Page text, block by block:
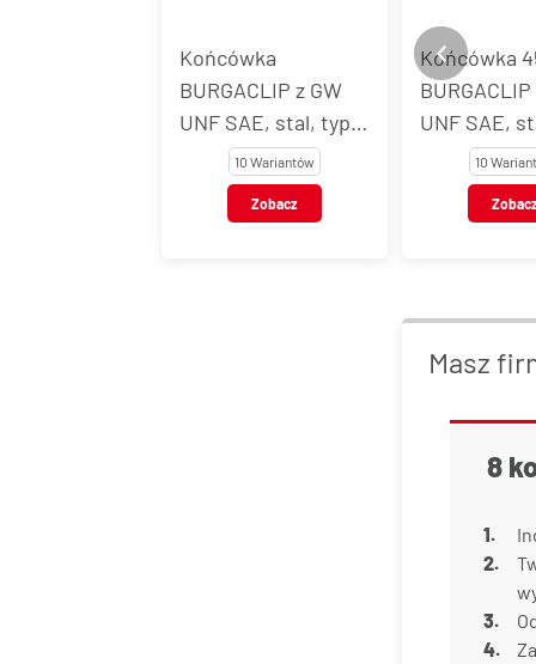
Końcówka
BURGACLIP z GW
UNF SAE, stal, typ
10 Wariantów
Zobacz
Końcówka 45°
BURGACLIP z
UNF SAE,
10 Wariantów
Zobacz
Masz
8